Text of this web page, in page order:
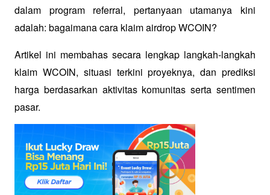
dalam program referral, pertanyaan utamanya kini
adalah: bagaimana cara klaim airdrop WCOIN?
Artikel ini membahas secara lengkap langkah-langkah
klaim WCOIN, situasi terkini proyeknya, dan prediksi
harga berdasarkan aktivitas komunitas serta sentimen
pasar.